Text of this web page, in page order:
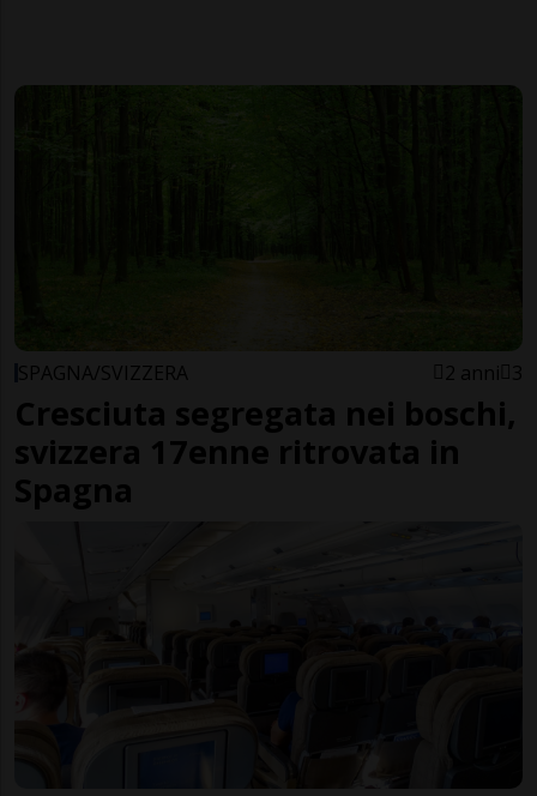
SPAGNA/SVIZZERA 2 anni 3
Cresciuta segregata nei boschi,
svizzera 17enne ritrovata in
Spagna